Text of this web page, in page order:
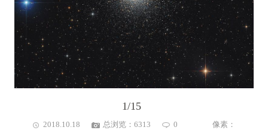
1/15
2018.10.18 总浏览：6313 0
像素：